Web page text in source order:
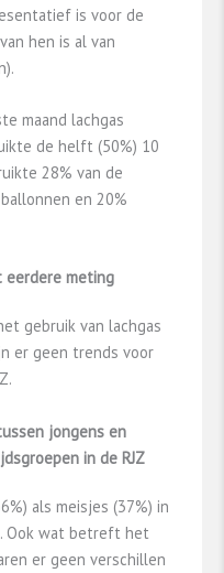
is voor de
hen is al van
maand lachgas
de helft (50%) 10
28% van de
en 20%
eerdere meting
gebruik van lachgas
er geen trends voor
jongens en
in de RJZ
als meisjes (37%) in
Ook wat betreft het
er geen verschillen